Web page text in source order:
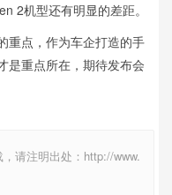
2机型还有明显的差距。
重点，作为车企打造的手
是重点所在，期待发布会
请注明出处：http://www.